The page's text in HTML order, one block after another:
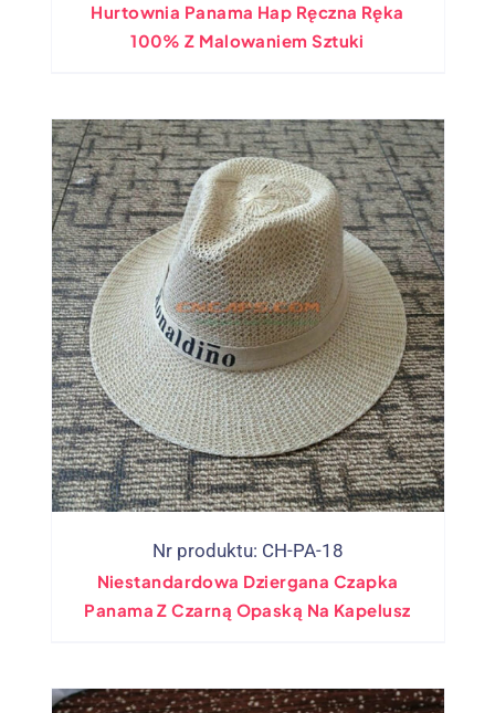
Hurtownia Panama Hap Ręczna Ręka
100% Z Malowaniem Sztuki
Nr produktu: CH-PA-18
Niestandardowa Dziergana Czapka
Panama Z Czarną Opaską Na Kapelusz